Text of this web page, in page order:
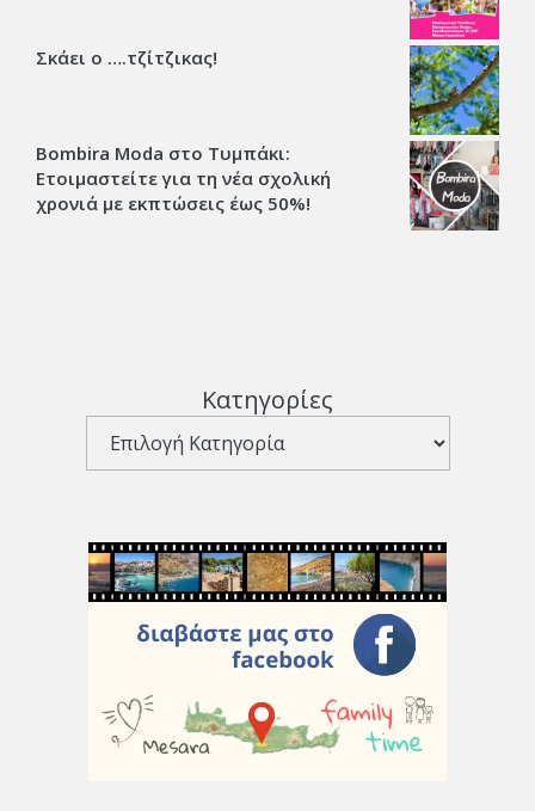
Σκάει ο ….τζίτζικας!
Bombira Moda στο Τυμπάκι:
Ετοιμαστείτε για τη νέα σχολική
χρονιά με εκπτώσεις έως 50%!
Κατηγορίες